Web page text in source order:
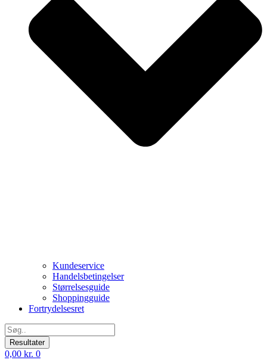
Kundeservice
Handelsbetingelser
Størrelsesguide
Shoppingguide
Fortrydelsesret
Search
...Resultater
0,00 kr. 0